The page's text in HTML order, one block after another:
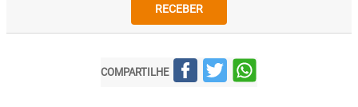
RECEBER
COMPARTILHE